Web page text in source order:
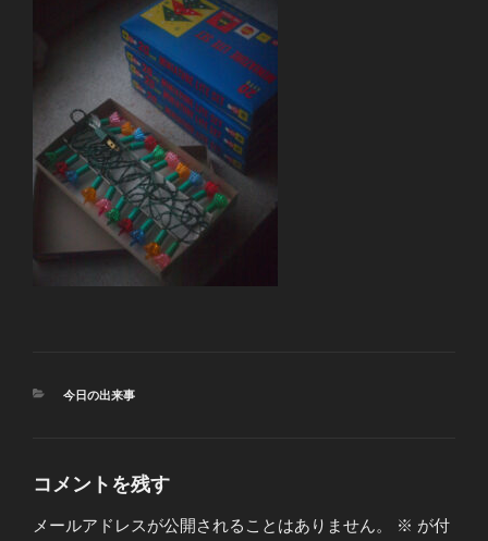
カ
今日の出来事
コメントを残す
メールアドレスが公開されることはありません。 ※ が付